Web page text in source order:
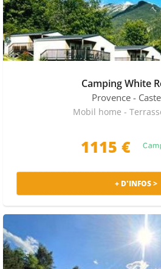
Camping White
Provence -
Mobil home -
1115 €
+ D'INFOS >